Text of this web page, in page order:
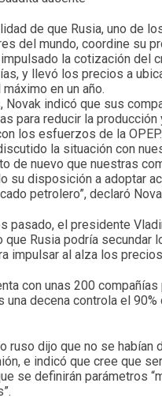
de que Rusia, uno de
del mundo, coordine su
impulsado la cotización del
y llevó los precios a
en un año.
Novak indicó que sus
para reducir la producción
los esfuerzos de la OPEP.
la situación con
de nuevo que nuestras
su disposición a adoptar
petrolero”, declaró
pasado, el presidente
que Rusia podría secundar
impulsar al alza los
con unas 200
una decena controla el
ruso dijo que no se habían
e indicó que cree que
se definirán parámetros